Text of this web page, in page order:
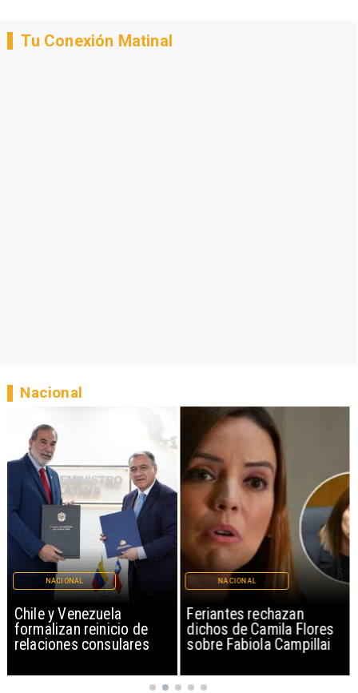
Tu Conexión Matinal
Chile y Venezuela
formalizan reinicio de
relaciones consulares
NACIONAL
Feriantes rechazan
dichos de Camila Flores
sobre Fabiola Campillai
NACIONAL
Nacional